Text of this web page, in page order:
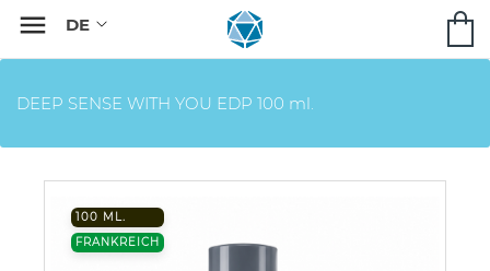

DEEP SENSE WITH YOU EDP 100 ml.
100 ML.
FRANKREICH